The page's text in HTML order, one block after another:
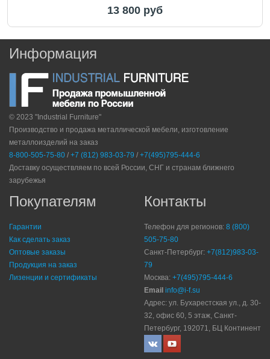
13 800 руб
Информация
© 2023 "Industrial Furniture"
Производство и продажа металлической мебели, изготовление
металлоизделий на заказ
8-800-505-75-80 / +7 (812) 983-03-79 / +7(495)795-444-6
Доставку осуществляем по всей России, СНГ и странам ближнего
зарубежья
Покупателям
Гарантии
Как сделать заказ
Оптовые заказы
Продукция на заказ
Лизенции и сертификаты
Контакты
Телефон для регионов: 8 (800)
505-75-80
Санкт-Петербург: +7(812)983-03-
79
Москва: +7(495)795-444-6
Email info@i-f.su
Адрес: ул. Бухарестская ул., д. 30-
32, офис 60, 5 этаж, Санкт-
Петербург, 192071, БЦ Континент